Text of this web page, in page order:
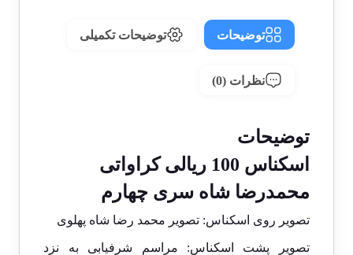
توضیحات توضیحات تکمیلی
نظرات (0)
توضیحات
اسکناس 100 ریالی کراواتی
محمدرضا شاه سری چهارم
تصویر روی اسکناس: تصویر محمد رضا شاه پهلوی
تصویر پشت اسکناس: مراسم شرفیابی به نزد